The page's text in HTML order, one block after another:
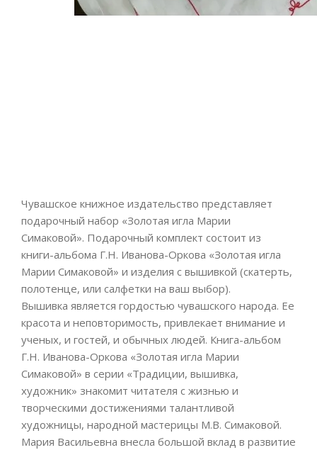
Чувашское книжное издательство представляет
подарочный набор «Золотая игла Марии
Симаковой». Подарочный комплект состоит из
книги-альбома Г.Н. Иванова-Оркова «Золотая игла
Марии Симаковой» и изделия с вышивкой (скатерть,
полотенце, или салфетки на ваш выбор).
Вышивка является гордостью чувашского народа. Ее
красота и неповторимость, привлекает внимание и
ученых, и гостей, и обычных людей. Книга-альбом
Г.Н. Иванова-Оркова «Золотая игла Марии
Симаковой» в серии «Традиции, вышивка,
художник» знакомит читателя с жизнью и
творческими достижениями талантливой
художницы, народной мастерицы М.В. Симаковой.
Мария Васильевна внесла большой вклад в развитие